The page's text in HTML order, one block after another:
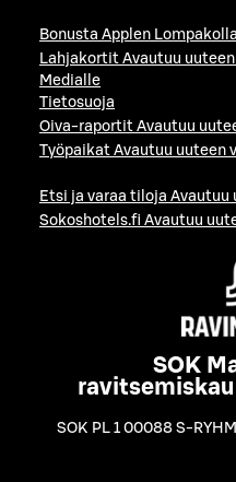
Bonusta Applen Lompakolla
Lahjakortit Avautuu
Medialle
Tietosuoja
Oiva-raportit Avautuu
Työpaikat Avautuu uuteen
Etsi ja varaa tiloja Avautuu
Sokoshotels.fi Avautuu
SOK
SOK PL 1 00088 S-